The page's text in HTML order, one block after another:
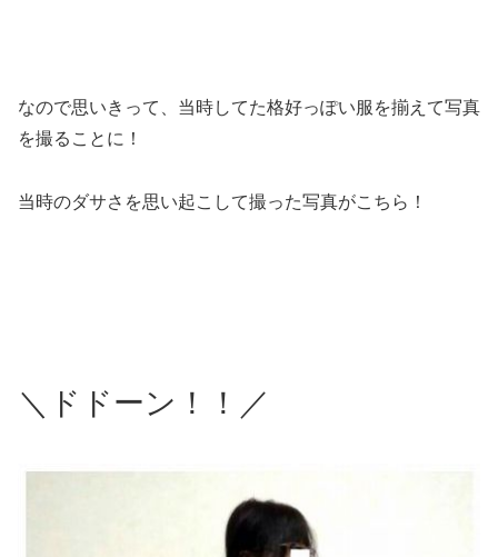
なので思いきって、当時してた格好っぽい服を揃えて写真
を撮ることに！
当時のダサさを思い起こして撮った写真がこちら！
＼ドドーン！！／